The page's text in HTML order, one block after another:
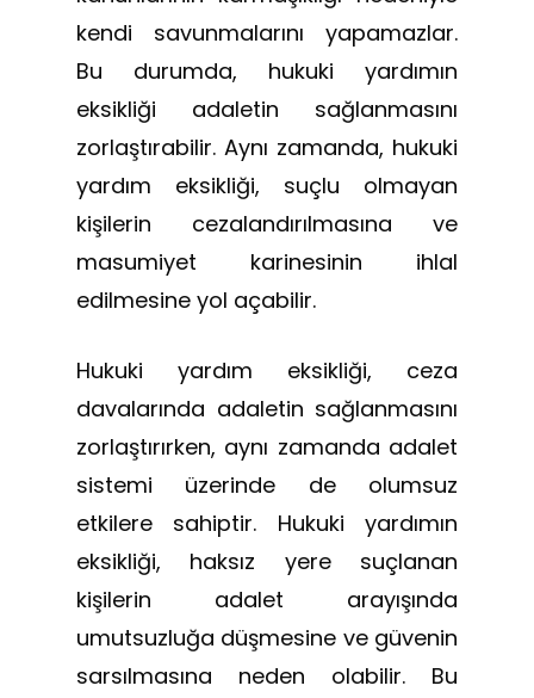
kendi savunmalarını yapamazlar.
Bu durumda, hukuki yardımın
eksikliği adaletin sağlanmasını
zorlaştırabilir. Aynı zamanda, hukuki
yardım eksikliği, suçlu olmayan
kişilerin cezalandırılmasına ve
masumiyet karinesinin ihlal
edilmesine yol açabilir.
Hukuki yardım eksikliği, ceza
davalarında adaletin sağlanmasını
zorlaştırırken, aynı zamanda adalet
sistemi üzerinde de olumsuz
etkilere sahiptir. Hukuki yardımın
eksikliği, haksız yere suçlanan
kişilerin adalet arayışında
umutsuzluğa düşmesine ve güvenin
sarsılmasına neden olabilir. Bu